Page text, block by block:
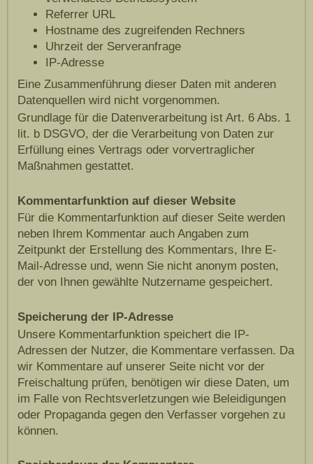
Referrer URL
Hostname des zugreifenden Rechners
Uhrzeit der Serveranfrage
IP-Adresse
Eine Zusammenführung dieser Daten mit anderen
Datenquellen wird nicht vorgenommen.
Grundlage für die Datenverarbeitung ist Art. 6 Abs. 1
lit. b DSGVO, der die Verarbeitung von Daten zur
Erfüllung eines Vertrags oder vorvertraglicher
Maßnahmen gestattet.
Kommentarfunktion auf dieser Website
Für die Kommentarfunktion auf dieser Seite werden
neben Ihrem Kommentar auch Angaben zum
Zeitpunkt der Erstellung des Kommentars, Ihre E-
Mail-Adresse und, wenn Sie nicht anonym posten,
der von Ihnen gewählte Nutzername gespeichert.
Speicherung der IP-Adresse
Unsere Kommentarfunktion speichert die IP-
Adressen der Nutzer, die Kommentare verfassen. Da
wir Kommentare auf unserer Seite nicht vor der
Freischaltung prüfen, benötigen wir diese Daten, um
im Falle von Rechtsverletzungen wie Beleidigungen
oder Propaganda gegen den Verfasser vorgehen zu
können.